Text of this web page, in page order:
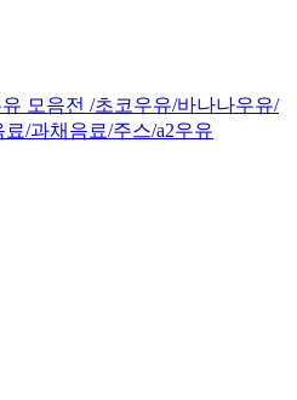
모음전 /초코우유/바나나우유/
/과채음료/주스/a2우유